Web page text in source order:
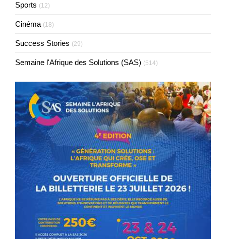
Sports (12)
Cinéma (18)
Success Stories (29)
Semaine l'Afrique des Solutions (SAS) (514)